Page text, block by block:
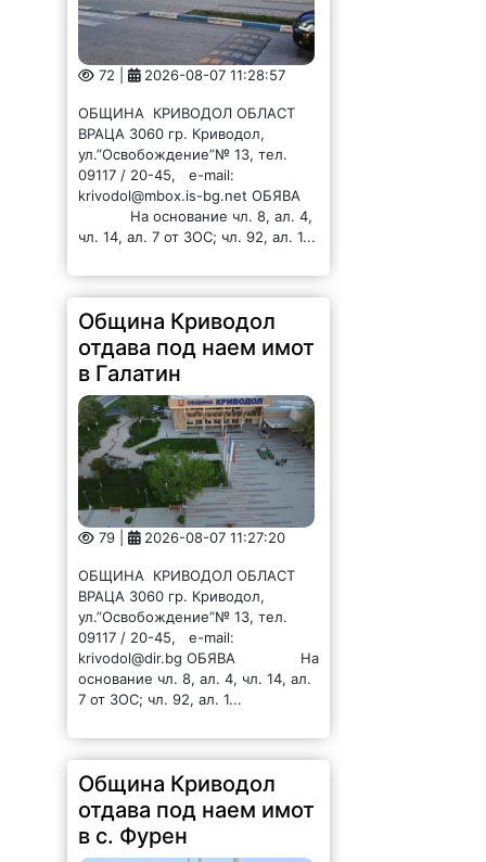
72 | 2026-08-07 11:28:57
ОБЩИНА КРИВОДОЛ ОБЛАСТ
ВРАЦА 3060 гр. Криводол,
ул.”Освобождение”№ 13, тел.
09117 / 20-45, e-mail:
krivodol@mbox.is-bg.net ОБЯВА
На основание чл. 8, ал. 4,
чл. 14, ал. 7 от ЗОС; чл. 92, ал. 1...
Община Криводол
отдава под наем имот
в Галатин
79 | 2026-08-07 11:27:20
ОБЩИНА КРИВОДОЛ ОБЛАСТ
ВРАЦА 3060 гр. Криводол,
ул.”Освобождение”№ 13, тел.
09117 / 20-45, e-mail:
krivodol@dir.bg ОБЯВА На
основание чл. 8, ал. 4, чл. 14, ал.
7 от ЗОС; чл. 92, ал. 1...
Община Криводол
отдава под наем имот
в с. Фурен